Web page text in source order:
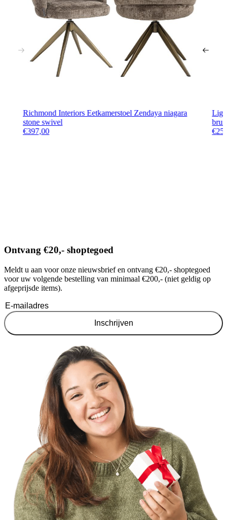
Richmond Interiors Eetkamerstoel Zendaya niagara
stone swivel
€397,00
€
Ontvang €20,- shoptegoed
Meldt u aan voor onze nieuwsbrief en ontvang €20,- shoptegoed
voor uw volgende bestelling van minimaal €200,- (niet geldig op
afgeprijsde items).
Inschrijven